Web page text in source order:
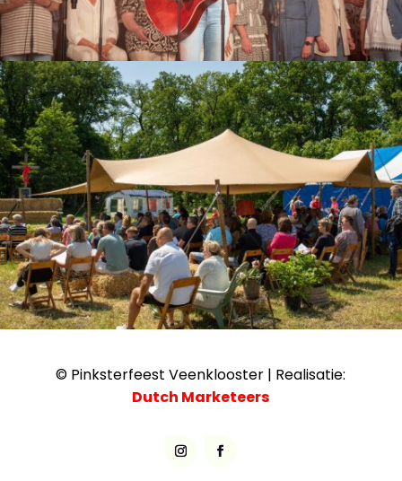
© Pinksterfeest Veenklooster | Realisatie:
Dutch Marketeers